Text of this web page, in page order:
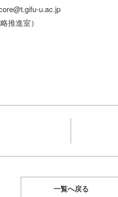
u.ac.jp
室）
一覧へ戻る